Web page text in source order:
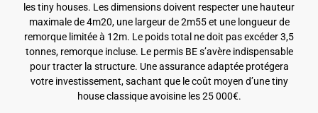
les tiny houses. Les dimensions doivent respecter une hauteur
maximale de 4m20, une largeur de 2m55 et une longueur de
remorque limitée à 12m. Le poids total ne doit pas excéder 3,5
tonnes, remorque incluse. Le permis BE s’avère indispensable
pour tracter la structure. Une assurance adaptée protégera
votre investissement, sachant que le coût moyen d’une tiny
house classique avoisine les 25 000€.